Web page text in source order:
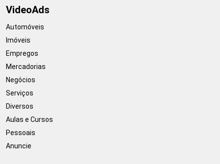
VideoAds
Automóveis
Imóveis
Empregos
Mercadorias
Negócios
Serviços
Diversos
Aulas e Cursos
Pessoais
Anuncie